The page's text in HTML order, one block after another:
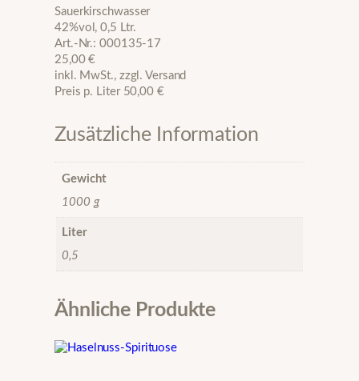
a
s
s
e
r
M
n
g
e
Sauerkirschwasser
42%vol, 0,5 Ltr.
Art.-Nr.: 000135-17
25,00 €
inkl. MwSt., zzgl. Versand
Preis p. Liter 50,00 €
Zusätzliche Information
Gewicht
1000 g
Liter
0,5
Ähnliche Produkte